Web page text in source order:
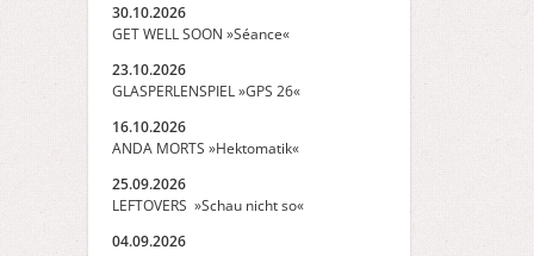
30.10.2026
GET WELL SOON »Séance«
23.10.2026
GLASPERLENSPIEL »GPS 26«
16.10.2026
ANDA MORTS »Hektomatik«
25.09.2026
LEFTOVERS »Schau nicht so«
04.09.2026